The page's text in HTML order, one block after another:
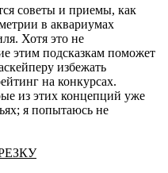
советы и приемы, как
в аквариумах
Хотя это не
этим подсказкам поможет
избежать
на конкурсах.
из этих концепций уже
я попытаюсь не